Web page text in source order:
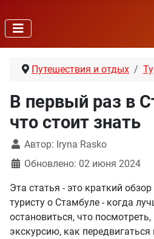
Путешествия и отдых
В первый раз в
что стоит знать
Автор: Iryna Rasko
Обновлено: 02 июня 2024
Эта статья - это краткий обзор
туристу о Стамбуле - когда
остановиться, что посмотреть,
экскурсию, как